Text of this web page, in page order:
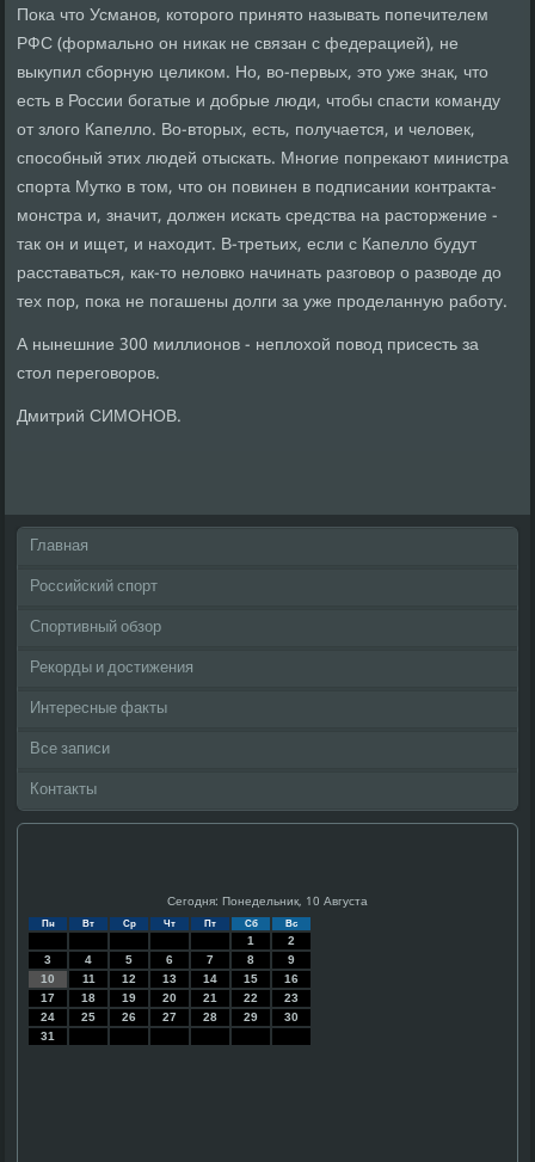
Пока что Усманов, которого принято называть попечителем
РФС (формально он никак не связан с федерацией), не
выкупил сборную целиком. Но, во-первых, это уже знак, что
есть в России богатые и добрые люди, чтобы спасти команду
от злого Капелло. Во-вторых, есть, получается, и человек,
способный этих людей отыскать. Многие попрекают министра
спорта Мутко в том, что он повинен в подписании контракта-
монстра и, значит, должен искать средства на расторжение -
так он и ищет, и находит. В-третьих, если с Капелло будут
расставаться, как-то неловко начинать разговор о разводе до
тех пор, пока не погашены долги за уже проделанную работу.
А нынешние 300 миллионов - неплохой повод присесть за
стол переговоров.
Дмитрий СИМОНОВ.
Главная
Российский спорт
Спортивный обзор
Рекорды и достижения
Интересные факты
Все записи
Контакты
Сегодня: Понедельник, 10 Августа
Пн Вт Ср Чт Пт Сб Вс
1
2
3
4 5 6 7 8
9
10
11 12 13 14 15
16
17
18 19 20 21 22
23
24
25 26 27 28 29
30
31